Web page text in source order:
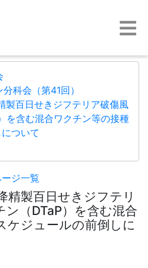
科会（第41回）
製百日せきジフテリア破傷風
を含む混合ワクチン等の接種
ついて
ジ一覧
精製百日せきジフテリ
ン（DTaP）を含む混合
ケジュールの前倒しに